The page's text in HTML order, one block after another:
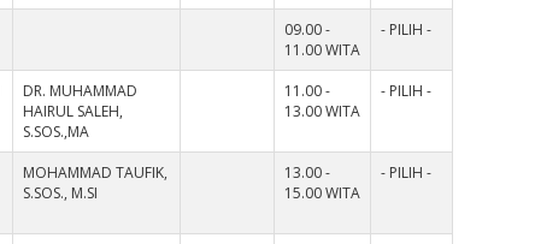
09.00 -
11.00 WITA
- PILIH -
DR. MUHAMMAD
HAIRUL SALEH,
S.SOS.,MA
11.00 -
13.00 WITA
- PILIH -
MOHAMMAD TAUFIK,
S.SOS., M.SI
13.00 -
15.00 WITA
- PILIH -